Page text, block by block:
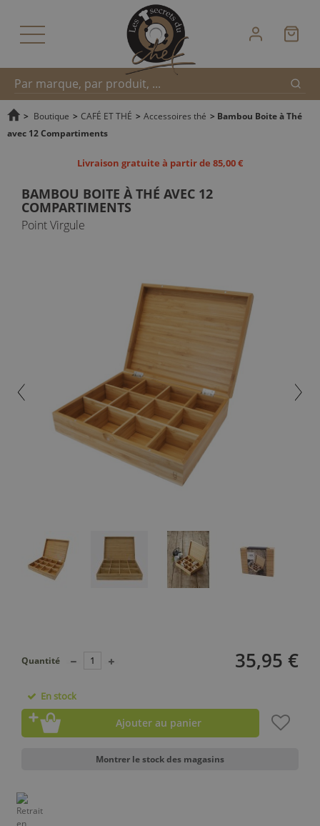
Recherche
> Boutique > CAFÉ ET THÉ > Accessoires thé > Bambou Boite à Thé
avec 12 Compartiments
Livraison gratuite à partir de 85,00 €
BAMBOU BOITE À THÉ AVEC 12
COMPARTIMENTS
Point Virgule
35,95 €
Quantité
En stock
Ajouter au panier
Montrer le stock des magasins